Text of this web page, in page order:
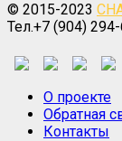
© 2015-2023
Тел.+7 (904)
О проекте
Обратная
Контакты